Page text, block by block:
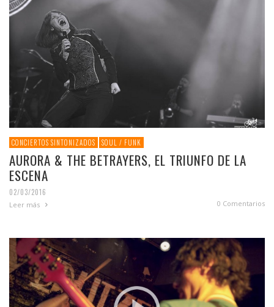
CONCIERTOS SINTONIZADOS SOUL / FUNK
AURORA & THE BETRAYERS, EL TRIUNFO DE LA
ESCENA
02/03/2016
Leer más 0 Comentarios